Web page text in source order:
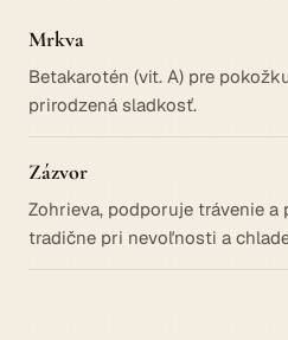
Mrkva
Betakarotén (vit. A) pre
prirodzená sladkosť.
Zázvor
Zohrieva, podporuje trávenie a
tradične pri nevoľnosti a